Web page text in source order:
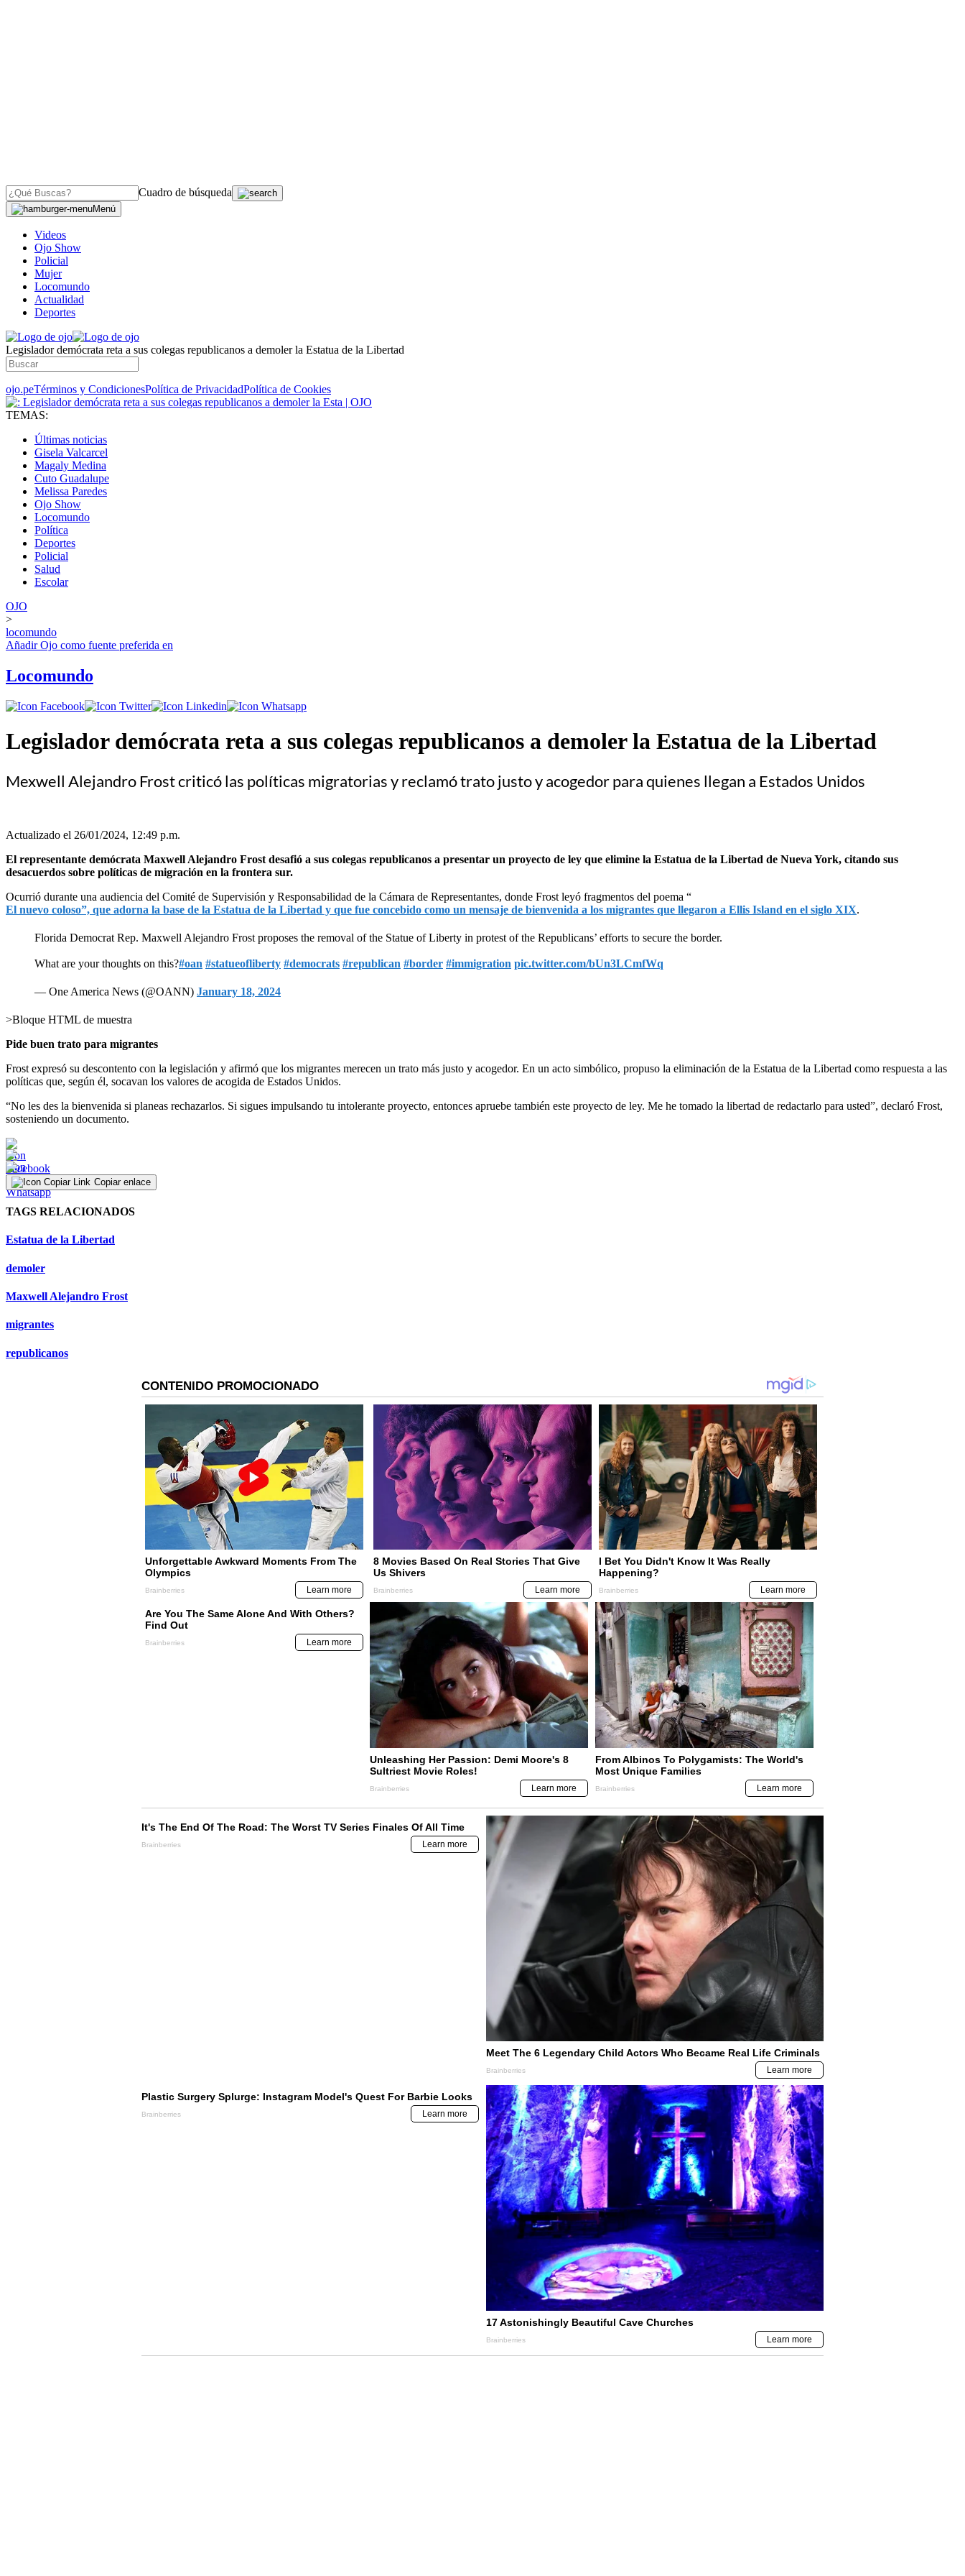
Cuadro de búsqueda
Menú
Videos
Ojo Show
Policial
Mujer
Locomundo
Actualidad
Deportes
Legislador demócrata reta a sus colegas republicanos a demoler la Estatua de la Libertad
ojo.peTérminos y CondicionesPolítica de PrivacidadPolítica de Cookies
TEMAS:
Últimas noticias
Gisela Valcarcel
Magaly Medina
Cuto Guadalupe
Melissa Paredes
Ojo Show
Locomundo
Política
Deportes
Policial
Salud
Escolar
OJO
>
locomundo
AñadirOjo como fuente preferida en
Locomundo
Legislador demócrata reta a sus colegas republicanos a demoler la Estatua de la Libertad
Mexwell Alejandro Frost criticó las políticas migratorias y reclamó trato justo y acogedor para quienes llegan a Estados Unidos
Actualizado el 26/01/2024, 12:49 p.m.
El representante demócrata Maxwell Alejandro Frost desafió a sus colegas republicanos a presentar un proyecto de ley que elimine la Estatua de la Libertad de Nueva York, citando sus
desacuerdos sobre políticas de migración en la frontera sur.
Ocurrió durante una audiencia del Comité de Supervisión y Responsabilidad de la Cámara de Representantes, donde Frost leyó fragmentos del poema “
El nuevo coloso”, que adorna la base de la Estatua de la Libertad y que fue concebido como un mensaje de bienvenida a los migrantes que llegaron a Ellis Island en el siglo XIX.
Florida Democrat Rep. Maxwell Alejandro Frost proposes the removal of the Statue of Liberty in protest of the Republicans’ efforts to secure the border.
What are your thoughts on this?#oan #statueofliberty #democrats #republican #border #immigration pic.twitter.com/bUn3LCmfWq
— One America News (@OANN) January 18, 2024
>Bloque HTML de muestra
Pide buen trato para migrantes
Frost expresó su descontento con la legislación y afirmó que los migrantes merecen un trato más justo y acogedor. En un acto simbólico, propuso la eliminación de la Estatua de la Libertad como respuesta a las
políticas que, según él, socavan los valores de acogida de Estados Unidos.
“No les des la bienvenida si planeas rechazarlos. Si sigues impulsando tu intolerante proyecto, entonces apruebe también este proyecto de ley. Me he tomado la libertad de redactarlo para usted”, declaró Frost,
sosteniendo un documento.
Copiar enlace
TAGS RELACIONADOS
Estatua de la Libertad
demoler
Maxwell Alejandro Frost
migrantes
republicanos